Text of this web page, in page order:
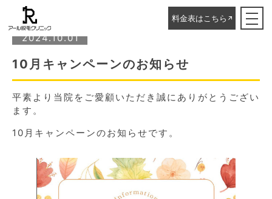
料金表はこちら
ホーム 10月キャンペーンのお知らせ
2024.10.01
10月キャンペーンのお知らせ
平素より当院をご愛顧いただき誠にありがとうござい
ます。
10月キャンペーンのお知らせです。